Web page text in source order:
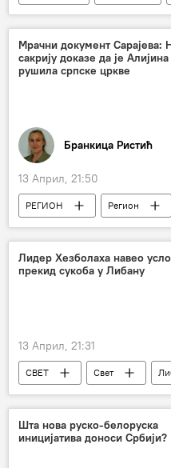
Олга Даниловић
ВТА
Мрачни документ Сарајева:
сакрију доказе да је Алијина
рушила српске цркве
Бранкица Ристић
13 Април, 21:50
РЕГИОН
Регион
Регион – политика
СПЦ
Цркве
Исламска заједница БиХ
Лидер Хезболаха навео
прекид сукоба у Либану
13 Април, 21:31
СВЕТ Свет
Хезболах
Сукоб на
Шта нова руско-белоруска
иницијатива доноси Србији?